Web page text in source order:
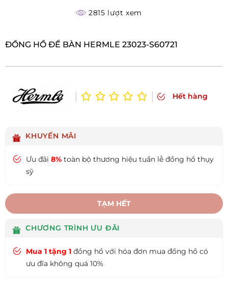
2815 lượt xem
ĐỒNG HỒ ĐỂ BÀN HERMLE 23023-S60721
Hết hàng
KHUYẾN MÃI
Ưu đãi 8% toàn bộ thương hiệu tuần lễ đồng hồ thụy
sỹ
TẠM HẾT
CHƯƠNG TRÌNH ƯU ĐÃI
Mua 1 tặng 1 đồng hồ với hóa đơn mua đồng hồ có
ưu đĩa không quá 10%